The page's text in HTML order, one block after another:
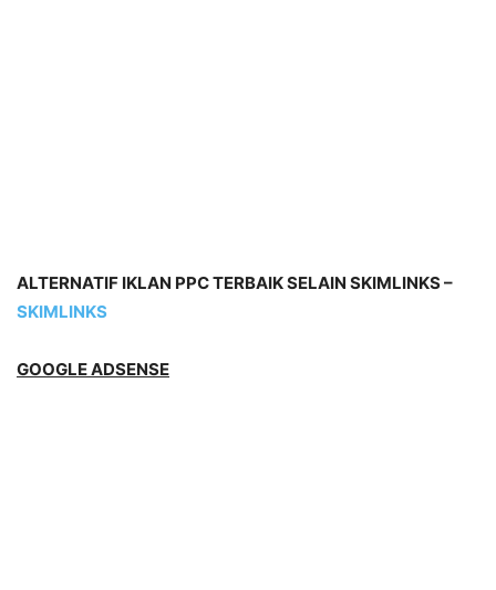
ALTERNATIF IKLAN PPC TERBAIK SELAIN SKIMLINKS –
SKIMLINKS
GOOGLE ADSENSE